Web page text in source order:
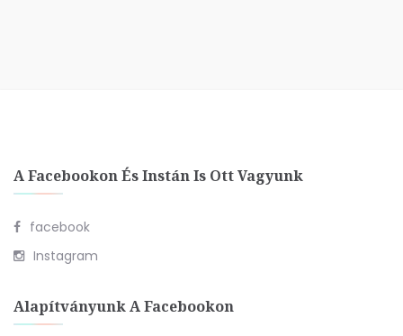
A Facebookon És Instán Is Ott Vagyunk
facebook
Instagram
Alapítványunk A Facebookon